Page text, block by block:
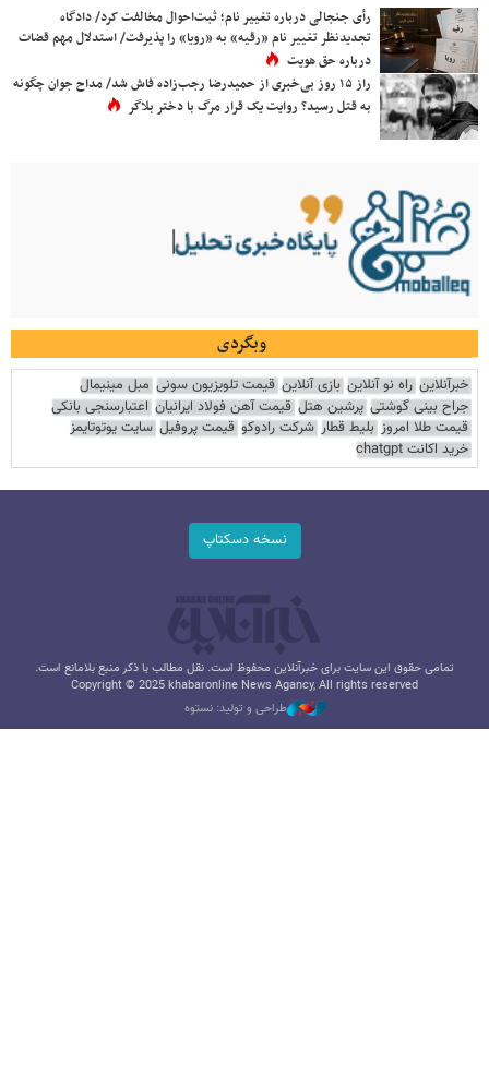
رأی جنجالی درباره تغییر نام؛ ثبت‌احوال مخالفت کرد/ دادگاه
تجدیدنظر تغییر نام «رقیه» به «رویا» را پذیرفت/ استدلال مهم قضات
درباره حق هویت
راز ۱۵ روز بی‌خبری از حمیدرضا رجب‌زاده فاش شد/ مداح جوان چگونه
به قتل رسید؟ روایت یک قرار مرگ با دختر بلاگر
وبگردی
خبرآنلاین راه نو آنلاین بازی آنلاین قیمت تلویزیون سونی مبل مینیمال
جراح بینی گوشتی پرشین هتل قیمت آهن فولاد ایرانیان اعتبارسنجی بانکی
قیمت طلا امروز بلیط قطار شرکت رادوکو قیمت پروفیل سایت یوتوتایمز
خرید اکانت chatgpt
نسخه دسکتاپ
تمامی حقوق این سایت برای خبرآنلاین محفوظ است. نقل مطالب با ذکر منبع بلامانع است.
Copyright © 2025 khabaronline News Agancy, All rights reserved
طراحی و تولید: نستوه